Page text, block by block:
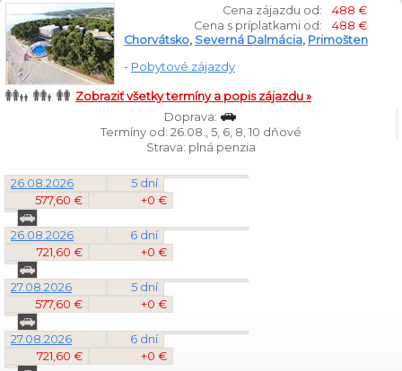
Cena zájazdu od:
488 €
Cena s príplatkami od:
488 €
Chorvátsko, Severná Dalmácia, Primošten
- Pobytové zájazdy
Zobraziť všetky termíny a popis zájazdu »
Doprava:
Termíny od: 26.08., 5, 6, 8, 10 dňové
Strava: plná penzia
26.08.2026
5 dní
577,60 €
+0 €
26.08.2026
6 dní
721,60 €
+0 €
27.08.2026
5 dní
577,60 €
+0 €
27.08.2026
6 dní
721,60 €
+0 €